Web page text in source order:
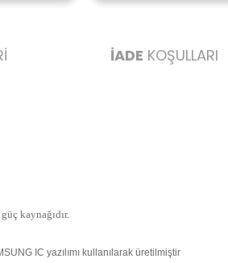
İADE KOŞULLARI
kaynağıdır.
IC yazılımı kullanılarak üretilmiştir